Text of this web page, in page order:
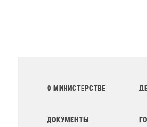
О МИНИСТЕРСТВЕ
ДОКУМЕНТЫ